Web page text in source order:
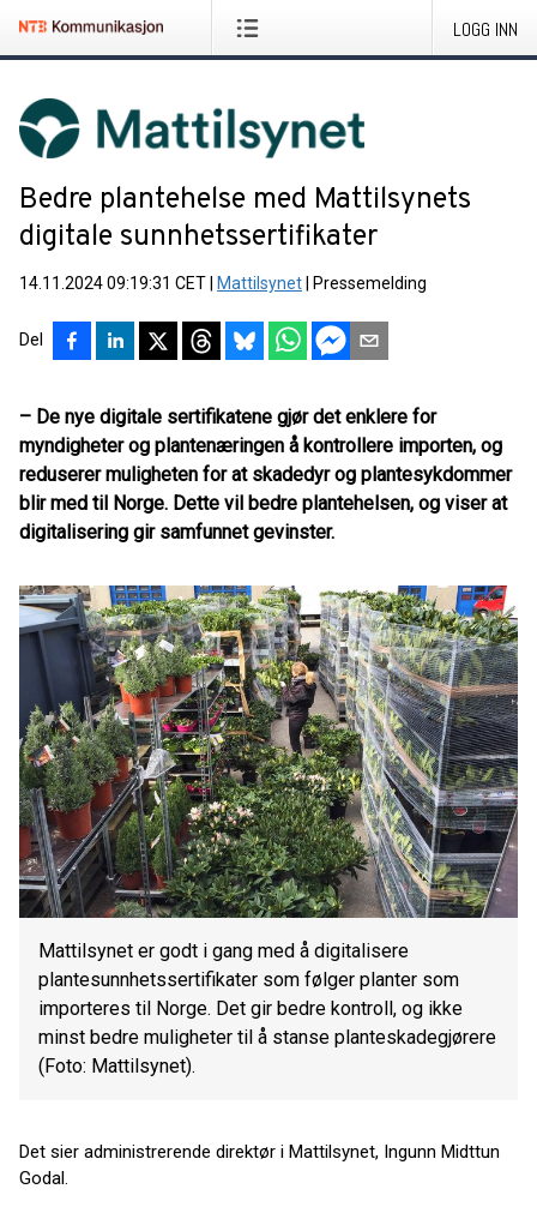
LOGG INN
Bedre plantehelse med Mattilsynets
digitale sunnhetssertifikater
14.11.2024 09:19:31 CET Mattilsynet Pressemelding
Del
– De nye digitale sertifikatene gjør det enklere for
myndigheter og plantenæringen å kontrollere importen, og
reduserer muligheten for at skadedyr og plantesykdommer
blir med til Norge. Dette vil bedre plantehelsen, og viser at
digitalisering gir samfunnet gevinster.
Mattilsynet er godt i gang med å digitalisere
plantesunnhetssertifikater som følger planter som
importeres til Norge. Det gir bedre kontroll, og ikke
minst bedre muligheter til å stanse planteskadegjørere
(Foto: Mattilsynet).
Det sier administrerende direktør i Mattilsynet, Ingunn Midttun
Godal.